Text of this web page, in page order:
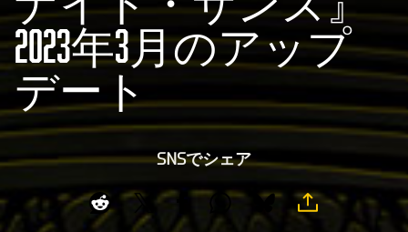
2023年3月のアップ
デート
SNSでシェア